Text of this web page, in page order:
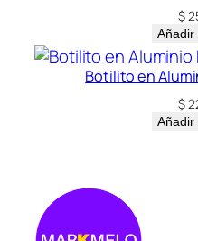
$
Añadir
Botilito en
$
Añadir